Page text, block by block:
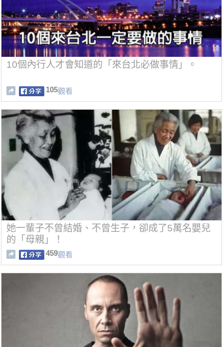
10個內行人才會知道的「來台北必做事情」。
105觀看
她一輩子不曾結婚、不曾生子，卻成了5萬名嬰兒
的「母親」！
459觀看